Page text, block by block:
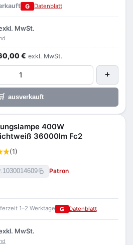
G Datenblatt
MwSt.
€ exkl. MwSt.
+
ausverkauft
400W
36000lm Fc2
(1)
1030014609 Patron
1–2 Werktage G Datenblatt
MwSt.